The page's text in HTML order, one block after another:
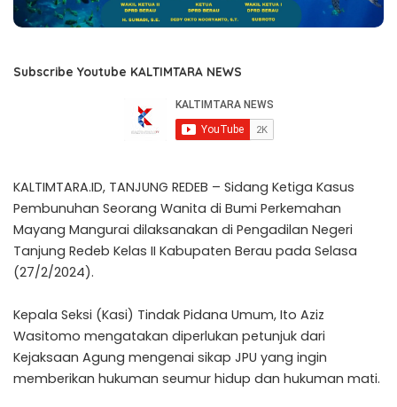
Subscribe Youtube KALTIMTARA NEWS
KALTIMTARA.ID, TANJUNG REDEB – Sidang Ketiga Kasus
Pembunuhan Seorang Wanita di Bumi Perkemahan
Mayang Mangurai dilaksanakan di Pengadilan Negeri
Tanjung Redeb Kelas II Kabupaten Berau pada Selasa
(27/2/2024).
Kepala Seksi (Kasi) Tindak Pidana Umum, Ito Aziz
Wasitomo mengatakan diperlukan petunjuk dari
Kejaksaan Agung mengenai sikap JPU yang ingin
memberikan hukuman seumur hidup dan hukuman mati.